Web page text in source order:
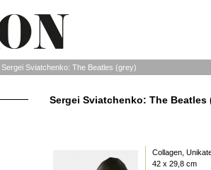
Sergei Sviatchenko: The Beatles (grey)
Sergei Sviatchenko: The Beatles
Collagen,
42 x 29,8 cm